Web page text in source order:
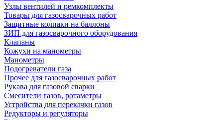
Узлы вентилей и ремкомплекты
Товары для газосварочных работ
Защитные колпаки на баллоны
ЗИП для газосварочного оборудования
Клапаны
Кожухи на манометры
Манометры
Подогреватели газа
Прочее для газосварочных работ
Рукава для газовой сварки
Смесители газов, ротаметры
Устройства для перекачки газов
Редукторы и регуляторы